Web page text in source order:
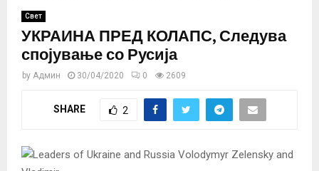
Свет
УКРАИНА ПРЕД КОЛАПС, Следува
спојување со Русија
by Админ 30/04/2020 0 2609
SHARE 2